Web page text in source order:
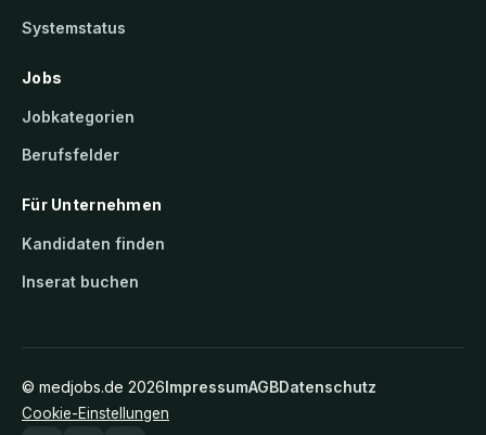
Systemstatus
Jobs
Jobkategorien
Berufsfelder
Für Unternehmen
Kandidaten finden
Inserat buchen
© medjobs.de 2026ImpressumAGBDatenschutz
Cookie-Einstellungen